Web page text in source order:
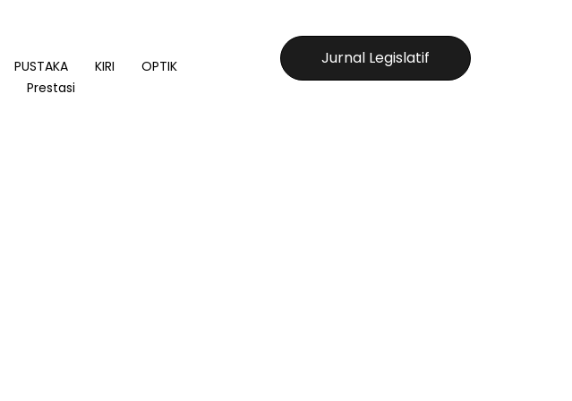
PUSTAKA KIRI
OPTIK
Prestasi
Jurnal Legislatif